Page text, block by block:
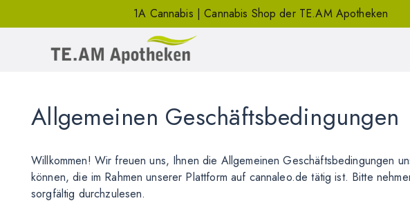
1A Cannabis | Cannabis Shop der TE.AM Apotheken
Allgemeinen Geschäftsbedingungen
Willkommen! Wir freuen uns, Ihnen die Allgemeinen Geschäftsbedingungen
können, die im Rahmen unserer Plattform auf cannaleo.de tätig ist. Bitte
sorgfältig durchzulesen.